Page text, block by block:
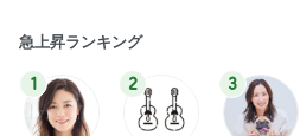
急上昇ランキング
1 2 3